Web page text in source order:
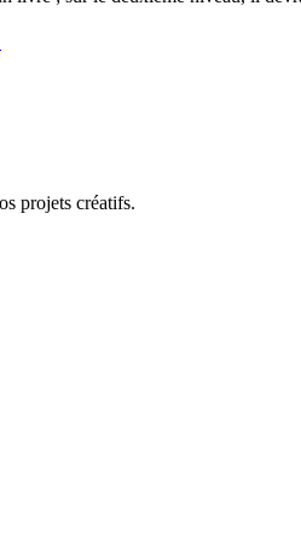
projets créatifs.